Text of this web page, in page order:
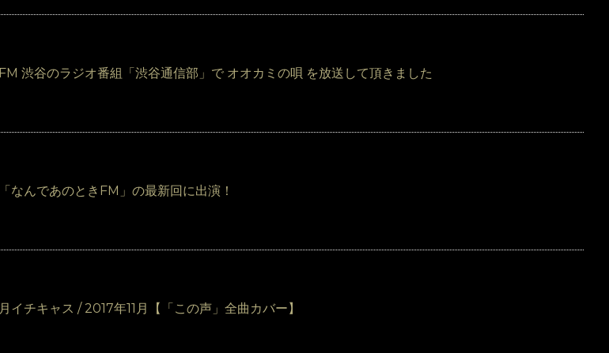
FM 渋谷のラジオ番組「渋谷通信部」で オオカミの唄 を放送して頂きました
「なんであのときFM」の最新回に出演！
月イチキャス / 2017年11月【「この声」全曲カバー】